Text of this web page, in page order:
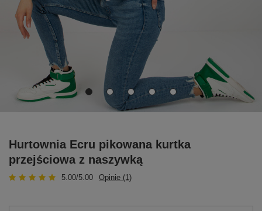
Hurtownia Ecru pikowana kurtka
przejściowa z naszywką
5.00/5.00 Opinie (1)